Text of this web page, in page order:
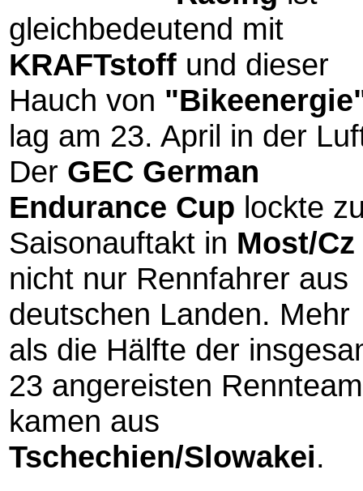
gleichbedeutend mit
KRAFTstoff und dieser
Hauch von
lag am 23. April in der
Der GEC German
Endurance Cup lockte
Saisonauftakt in Most/Cz
nicht nur Rennfahrer aus
deutschen Landen. Mehr
als die Hälfte der
23 angereisten
kamen aus
Tschechien/Slowakei.